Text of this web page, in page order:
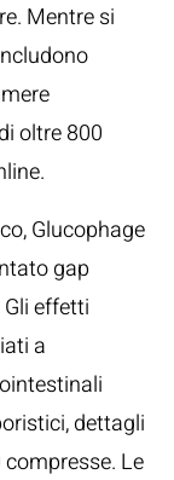
Mentre si
oltre 800
Glucophage
gap
effetti
a
dettagli
Le